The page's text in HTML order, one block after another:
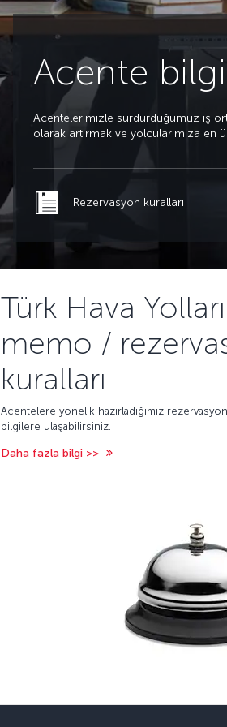
Acente
Acentelerimizle sürdürdüğümüz iş
olarak artırmak ve yolcularımıza
Rezervasyon kuralları
Türk Hava
memo /
kuralları
Acentelere yönelik hazırladığımız
bilgilere ulaşabilirsiniz.
Daha fazla bilgi >>